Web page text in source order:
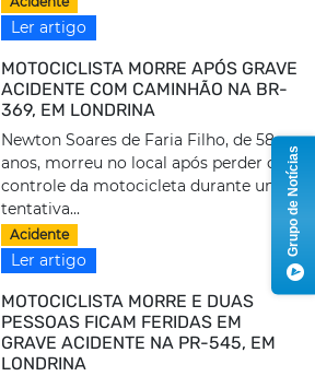
Ler artigo
MOTOCICLISTA MORRE APÓS GRAVE
ACIDENTE COM CAMINHÃO NA BR-
369, EM LONDRINA
Newton Soares de Faria Filho, de 58
anos, morreu no local após perder o
controle da motocicleta durante uma
tentativa...
Acidente
Ler artigo
MOTOCICLISTA MORRE E DUAS
PESSOAS FICAM FERIDAS EM
GRAVE ACIDENTE NA PR-545, EM
LONDRINA
Grupo de Notícias